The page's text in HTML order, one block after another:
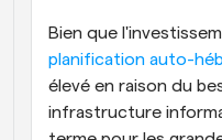
Bien que
planification auto-
élevé en raison du
infrastructure